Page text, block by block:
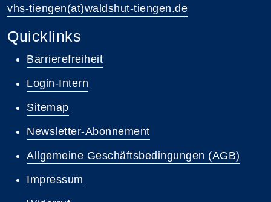
vhs-tiengen(at)waldshut-tiengen.de
Quicklinks
Barrierefreiheit
Login-Intern
Sitemap
Newsletter-Abonnement
Allgemeine Geschäftsbedingungen (AGB)
Impressum